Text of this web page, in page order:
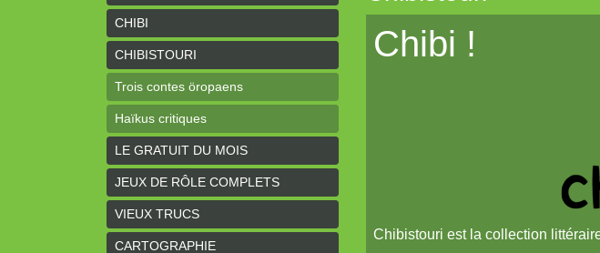
CHIBI
CHIBISTOURI
Trois contes öropaens
Haïkus critiques
LE GRATUIT DU MOIS
JEUX DE RÔLE COMPLETS
VIEUX TRUCS
CARTOGRAPHIE
Chibi !
Chibistouri est la collection